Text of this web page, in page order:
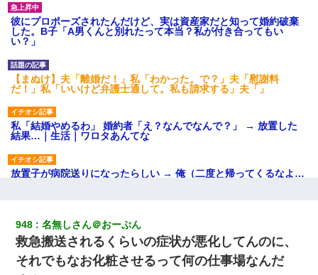
彼にプロポーズされたんだけど、実は資産家だと知って婚約破棄
した。B子「A男くんと別れたって本当？私が付き合ってもい
い？」
【まぬけ】夫「離婚だ！」私「わかった。で？」夫「慰謝料
だ！」私「いいけど弁護士通して。私も請求する」夫「」
私「結婚やめるわ」 婚約者「え？なんでなんで？」 → 放置した
結果…｜生活｜ワロタあんてな
放置子が病院送りになったらしい → 俺（二度と帰ってくるなよ…
夫に癌の余命宣告。その闘病中に長女から信じられない言葉を受
けた
948 名無しさん＠おーぷん
救急搬送されるくらいの症状が悪化してんのに、
それでもなお化粧させるって何の仕事場なんだ